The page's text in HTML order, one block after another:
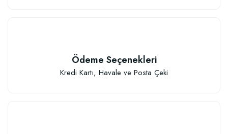
Ödeme Seçenekleri
Kredi Kartı, Havale ve Posta Çeki